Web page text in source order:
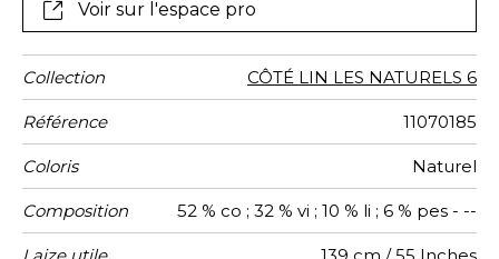
Voir sur l'espace pro
Collection CÔTÉ LIN LES NATURELS 6
Référence 11070185
Coloris Naturel
Composition 52 % co ; 32 % vi ; 10 % li ; 6 % pes - --